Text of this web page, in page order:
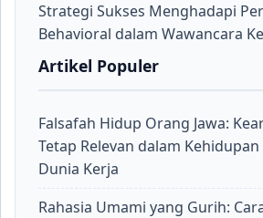
Strategi Sukses Menghadapi
Behavioral dalam Wawancara
Artikel Populer
Falsafah Hidup Orang Jawa:
Tetap Relevan dalam
Dunia Kerja
Rahasia Umami yang Gurih: